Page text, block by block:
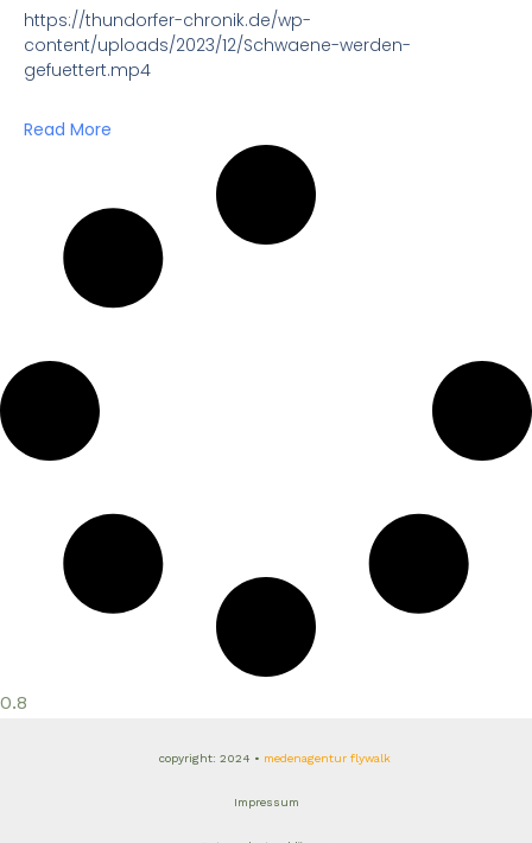
https://thundorfer-chronik.de/wp-
content/uploads/2023/12/Schwaene-werden-
gefuettert.mp4
Read More
copyright: 2024 • medenagentur flywalk
Impressum